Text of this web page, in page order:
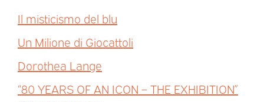
Il misticismo del blu
Un Milione di Giocattoli
Dorothea Lange
“80 YEARS OF AN ICON – THE EXHIBITION”